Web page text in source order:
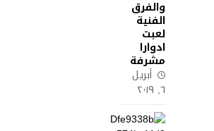
والفرق
الفنية
لعبت
ادوارا
مشرفة
أبريل
٦, ٢٠١٩